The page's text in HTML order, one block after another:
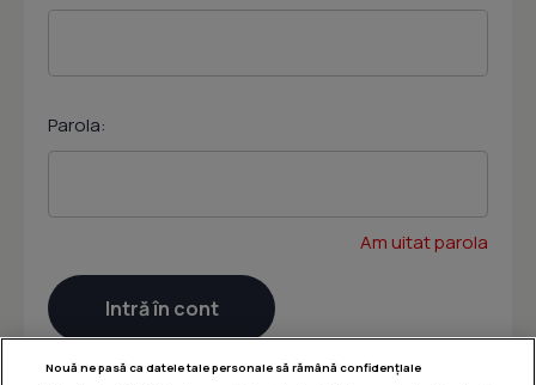
Parola:
Am uitat parola
Nouă ne pasă ca datele tale personale să rămână confidențiale